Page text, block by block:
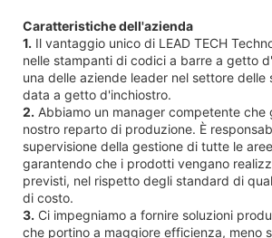
Caratteristiche dell'azienda
1. Il vantaggio unico di LEAD TECH
nelle stampanti di codici a barre a getto
una delle aziende leader nel settore
data a getto d'inchiostro.
2. Abbiamo un manager competente che
nostro reparto di produzione. È
supervisione della gestione di tutte le
garantendo che i prodotti vengano
previsti, nel rispetto degli standard di
di costo.
3. Ci impegniamo a fornire soluzioni
che portino a maggiore efficienza, meno